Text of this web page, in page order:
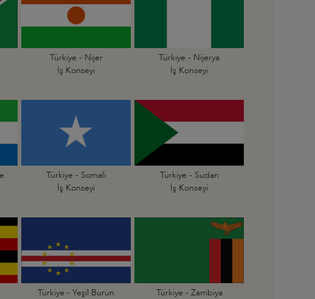
Türkiye - Nijer
İş Konseyi
Türkiye - Nijerya
İş Konseyi
Türkiye - Somali
İş Konseyi
Türkiye - Sudan
İş Konseyi
Türkiye - Yeşil Burun
Türkiye - Zambiya